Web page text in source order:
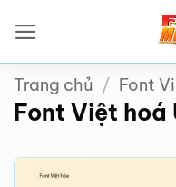
qua
nội
dung
Trang chủ / Font
Font Việt hoá